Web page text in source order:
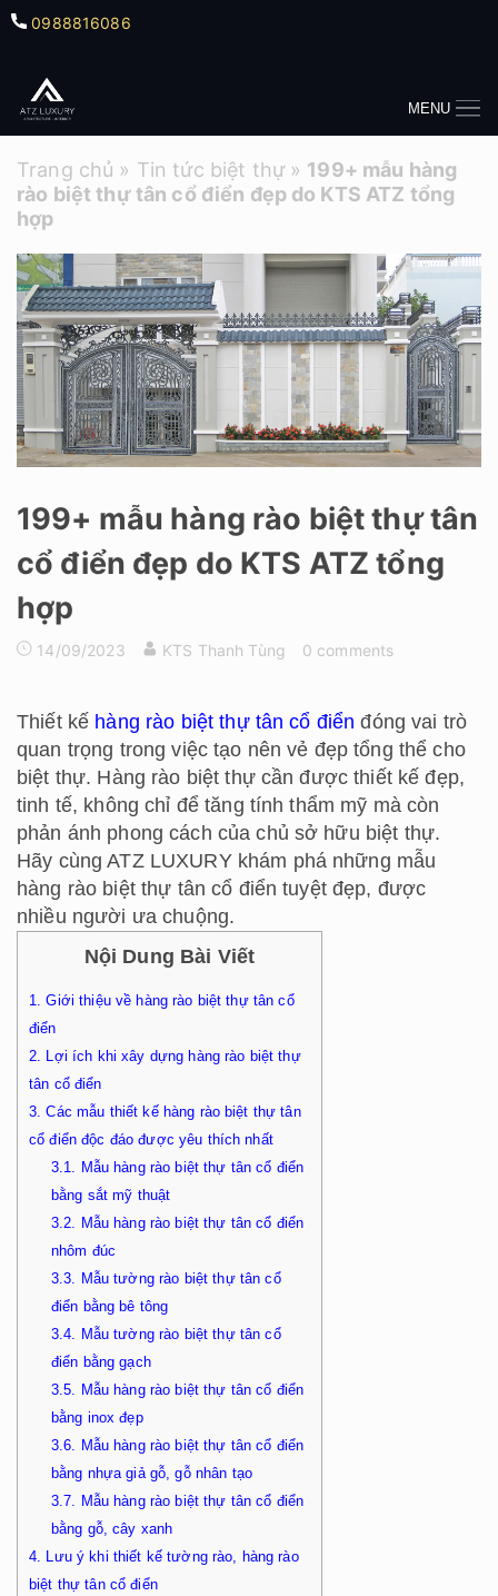
0988816086
MENU
Trang chủ » Tin tức biệt thự» 199+ mẫu hàng
rào biệt thự tân cổ điển đẹp do KTS ATZ tổng
hợp
199+ mẫu hàng rào biệt thự tân
cổ điển đẹp do KTS ATZ tổng
hợp
14/09/2023 KTS Thanh Tùng 0 comments
Thiết kế hàng rào biệt thự tân cổ điển đóng vai trò
quan trọng trong việc tạo nên vẻ đẹp tổng thể cho
biệt thự. Hàng rào biệt thự cần được thiết kế đẹp,
tinh tế, không chỉ để tăng tính thẩm mỹ mà còn
phản ánh phong cách của chủ sở hữu biệt thự.
Hãy cùng ATZ LUXURY khám phá những mẫu
hàng rào biệt thự tân cổ điển tuyệt đẹp, được
nhiều người ưa chuộng.
Nội Dung Bài Viết
1.
Giới thiệu về hàng rào biệt thự tân cổ
điển
2. Lợi ích khi xây dựng hàng rào biệt thự
tân cổ điển
3. Các mẫu thiết kế hàng rào biệt thự tân
cổ điển độc đáo được yêu thích nhất
3.1.
Mẫu hàng rào biệt thự tân cổ điển
bằng sắt mỹ thuật
3.2.
Mẫu hàng rào biệt thự tân cổ điển
nhôm đúc
3.3.
Mẫu tường rào biệt thự tân cổ
điển bằng bê tông
3.4.
Mẫu tường rào biệt thự tân cổ
điển bằng gạch
3.5.
Mẫu hàng rào biệt thự tân cổ điển
bằng inox đẹp
3.6.
Mẫu hàng rào biệt thự tân cổ điển
bằng nhựa giả gỗ, gỗ nhân tạo
3.7.
Mẫu hàng rào biệt thự tân cổ điển
bằng gỗ, cây xanh
4. Lưu ý khi thiết kế tường rào, hàng rào
biệt thự tân cổ điển